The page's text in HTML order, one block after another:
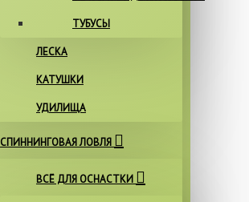
ТУБУСЫ
ЛЕСКА
КАТУШКИ
УДИЛИЩА
СПИННИНГОВАЯ ЛОВЛЯ
ВСЁ ДЛЯ ОСНАСТКИ